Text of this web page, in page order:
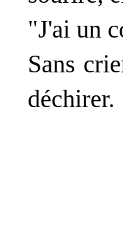
"J'ai un
Sans
déchirer.